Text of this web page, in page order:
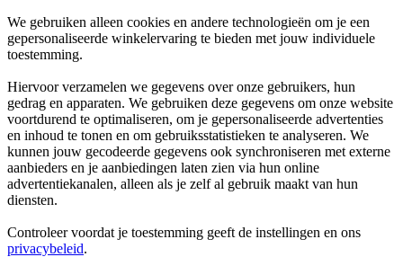
We gebruiken alleen cookies en andere technologieën om je een
gepersonaliseerde winkelervaring te bieden met jouw individuele
toestemming.
Hiervoor verzamelen we gegevens over onze gebruikers, hun
gedrag en apparaten. We gebruiken deze gegevens om onze website
voortdurend te optimaliseren, om je gepersonaliseerde advertenties
en inhoud te tonen en om gebruiksstatistieken te analyseren. We
kunnen jouw gecodeerde gegevens ook synchroniseren met externe
aanbieders en je aanbiedingen laten zien via hun online
advertentiekanalen, alleen als je zelf al gebruik maakt van hun
diensten.
Controleer voordat je toestemming geeft de instellingen en ons
privacybeleid.